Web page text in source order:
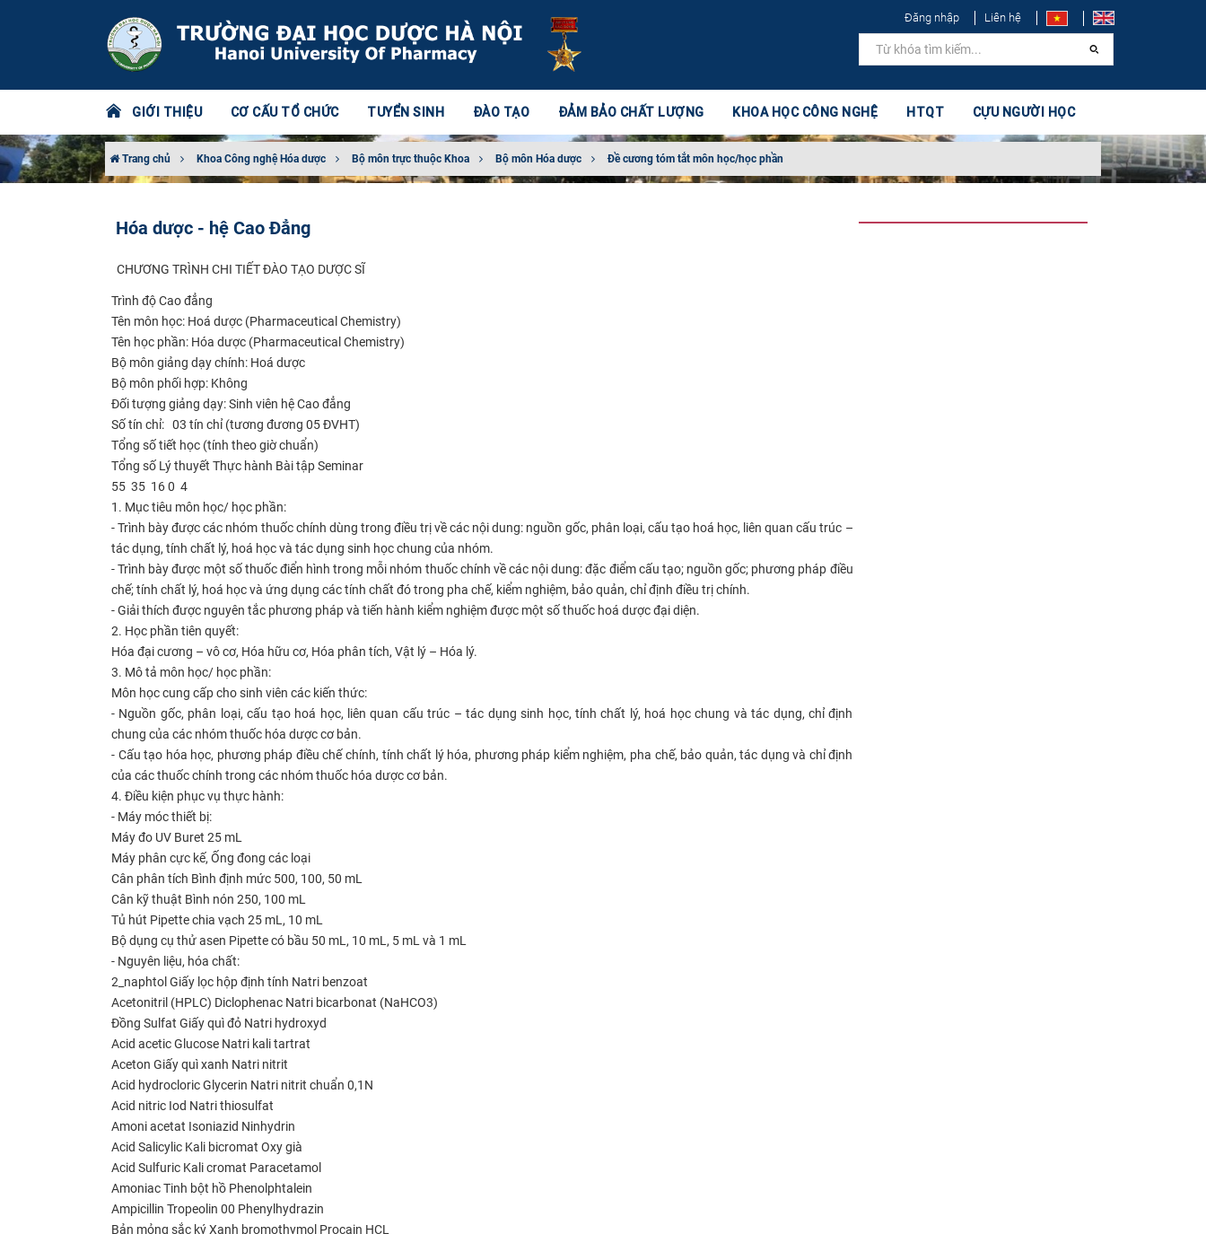
Đăng nhập Liên hệ
GIỚI THIỆU CƠ CẤU TỔ CHỨC TUYỂN SINH ĐÀO TẠO ĐẢM BẢO CHẤT LƯỢNG KHOA HỌC CÔNG NGHỆ HTQT CỰU NGƯỜI HỌC
Trang chủ Khoa Công nghệ Hóa dược Bộ môn trực thuộc Khoa Bộ môn Hóa dược Đề cương tóm tắt môn học/học phần
Hóa dược - hệ Cao Đẳng
CHƯƠNG TRÌNH CHI TIẾT ĐÀO TẠO DƯỢC SĨ
Trình độ Cao đẳng
Tên môn học: Hoá dược (Pharmaceutical Chemistry)
Tên học phần: Hóa dược (Pharmaceutical Chemistry)
Bộ môn giảng dạy chính: Hoá dược
Bộ môn phối hợp: Không
Đối tượng giảng dạy:Sinh viên hệ Cao đẳng
Số tín chỉ: 03 tín chỉ (tương đương 05 ĐVHT)
Tổng số tiết học (tính theo giờ chuẩn)
Tổng số Lý thuyết Thực hành Bài tậpSeminar
55 35 160 4
1. Mục tiêu môn học/ học phần:
- Trình bày được các nhóm thuốc chính dùng trong điều trị về các nội dung: nguồn gốc, phân loại, cấu tạo hoá học, liên quan cấu trúc –
tác dụng, tính chất lý, hoá học và tác dụng sinh học chung của nhóm.
- Trình bày được một số thuốc điển hình trong mỗi nhóm thuốc chính về các nội dung: đặc điểm cấu tạo; nguồn gốc; phương pháp điều
chế; tính chất lý, hoá học và ứng dụng các tính chất đó trong pha chế, kiểm nghiệm, bảo quản, chỉ định điều trị chính.
- Giải thích được nguyên tắc phương pháp và tiến hành kiểm nghiệm được một số thuốc hoá dược đại diện.
2. Học phần tiên quyết:
Hóa đại cương – vô cơ, Hóa hữu cơ, Hóa phân tích, Vật lý – Hóa lý.
3. Mô tả môn học/ học phần:
Môn học cung cấp cho sinh viên các kiến thức:
- Nguồn gốc, phân loại, cấu tạo hoá học, liên quan cấu trúc – tác dụng sinh học, tính chất lý, hoá học chung và tác dụng, chỉ định
chung của các nhóm thuốc hóa dược cơ bản.
- Cấu tạo hóa học, phương pháp điều chế chính, tính chất lý hóa, phương pháp kiểm nghiệm, pha chế, bảo quản, tác dụng và chỉ định
của các thuốc chính trong các nhóm thuốc hóa dược cơ bản.
​4. Điều kiện phục vụ thực hành:
- Máy móc thiết bị:
Máy đo UV Buret 25 mL
Máy phân cực kế, Ống đong các loại
Cân phân tích Bình định mức 500, 100, 50 mL
Cân kỹ thuật Bình nón 250, 100 mL
Tủ hút Pipette chia vạch 25 mL, 10 mL
Bộ dụng cụ thử asen Pipette có bầu 50 mL, 10 mL, 5 mL và 1 mL
- Nguyên liệu, hóa chất:
2_naphtol Giấy lọc hộp định tính Natri benzoat
Acetonitril (HPLC) Diclophenac Natri bicarbonat (NaHCO3)
Đồng Sulfat Giấy quì đỏ Natri hydroxyd
Acid aceticGlucose Natri kali tartrat
Aceton Giấy quì xanh Natri nitrit
Acid hydrocloricGlycerin Natri nitrit chuẩn 0,1N
Acid nitric Iod Natri thiosulfat
Amoni acetat Isoniazid Ninhydrin
Acid Salicylic Kali bicromat Oxy già
Acid Sulfuric Kali cromat Paracetamol
AmoniacTinh bột hồ Phenolphtalein
Ampicillin Tropeolin 00 Phenylhydrazin
Bản mỏng sắc kýXanh bromothymol Procain HCL